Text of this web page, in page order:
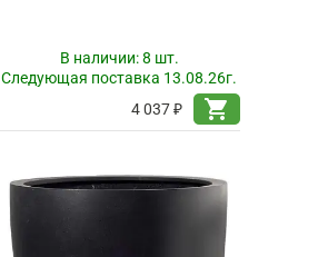
В наличии:8 шт.
Следующая поставка 13.08.26г.
4 037 ₽
shopping_cart